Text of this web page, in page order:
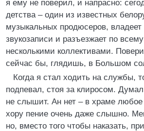
я ему не поверил, и напрасно:
детства – один из известных
музыкальных продюсеров, владеет
звукозаписи и разъезжает по
несколькими коллективами.
сейчас бы, глядишь, в Большом
Когда я стал ходить на службы,
подпевал, стоя за клиросом.
не слышит. Ан нет – в храме любое
хору пение очень даже слышно.
но, вместо того чтобы наказать,